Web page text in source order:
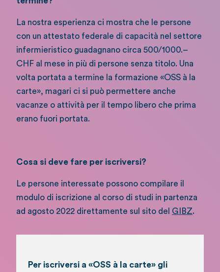
La nostra esperienza ci mostra che le persone
con un attestato federale di capacità nel settore
infermieristico guadagnano circa 500/1000.–
CHF al mese in più di persone senza titolo. Una
volta portata a termine la formazione «OSS à la
carte», magari ci si può permettere anche
vacanze o attività per il tempo libero che prima
erano fuori portata.
Cosa si deve fare per iscriversi?
Le persone interessate possono compilare il
modulo di iscrizione al corso di studi in partenza
ad agosto 2022 direttamente sul sito del GIBZ.
Per iscriversi a «OSS à la carte» gli